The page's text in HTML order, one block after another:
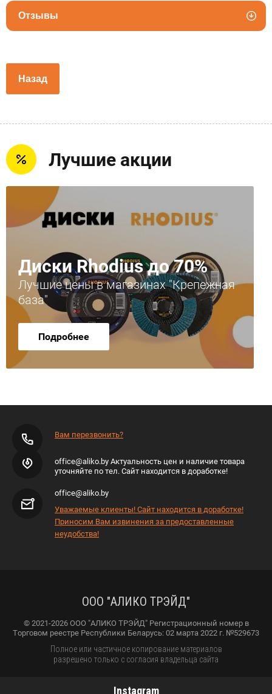
Отзывы
Назад
Лучшие акции
Диски Rhodius до 70%
Лучшие цены в магазинах "Крепежная
база"
Подробнее
Вам перезвонить?
office@aliko.by Актуальность цен и наличие товара
уточняйте по тел. Сайт находится в доработке!
office@aliko.by
Уважаемые клиенты! Сайт находится в доработке!
Приносим Вам извинения за предоставленные
неудобства!
ООО "АЛИКО ТРЭЙД"
© 2021-2026 ООО "АЛИКО ТРЭЙД" Регистрационный номер в
Торговом реестре Республики Беларусь: 02 марта 2022 г. №529673
Полное или частичное копирование материалов
разрешено только с согласия владельца сайта
Instagram